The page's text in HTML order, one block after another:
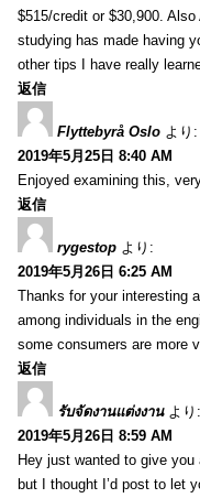
$515/credit or $30,900.
studying has made having
other tips I have really
返信
Flyttebyrå Oslo より:
2019年5月25日 8:40 AM
Enjoyed examining this,
返信
rygestop より:
2019年5月26日 6:25 AM
Thanks for your interesting
among individuals in the
some consumers are more
返信
รับจัดงานแต่งงาน より:
2019年5月26日 8:59 AM
Hey just wanted to give
but I thought I’d post to let